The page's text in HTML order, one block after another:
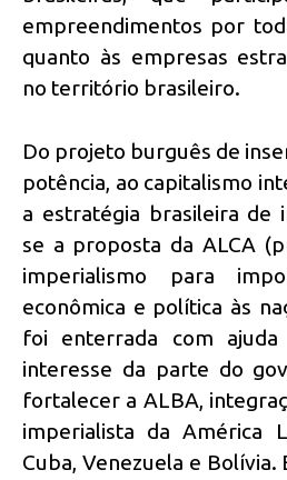
empreendimentos por
quanto às empresas
no território brasileiro.
Do projeto burguês de
potência, ao capitalismo
a estratégia brasileira de
se a proposta da ALCA
imperialismo para
econômica e política às
foi enterrada com
interesse da parte do
fortalecer a ALBA,
imperialista da América
Cuba, Venezuela e Bolívia.